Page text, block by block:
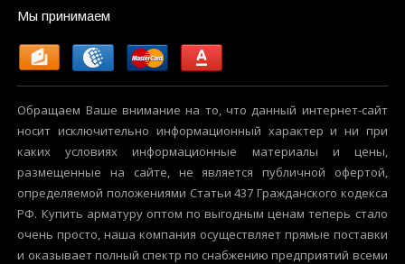
Мы принимаем
Обращаем Ваше внимание на то, что данный интернет-сайт
носит исключительно информационный характер и ни при
каких условиях информационные материалы и цены,
размещенные на сайте, не является публичной офертой,
определяемой положениями Статьи 437 Гражданского кодекса
РФ. Купить арматуру оптом по выгодным ценам теперь стало
очень просто, наша компания осуществляет прямые поставки
и оказывает полный спектр по снабжению предприятий всеми